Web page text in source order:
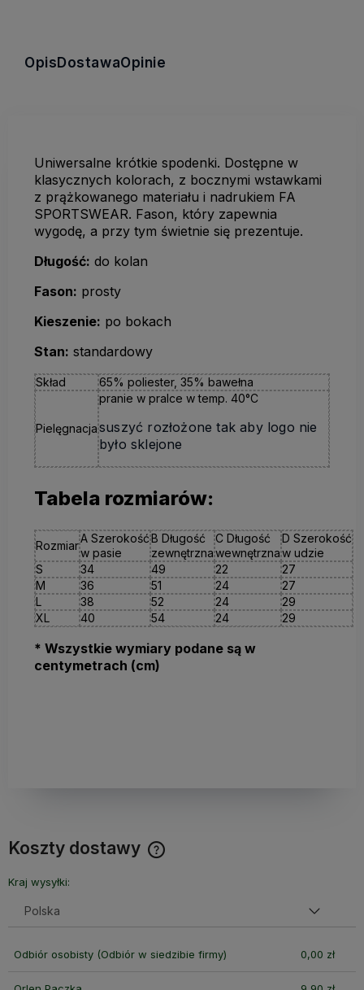
OpisDostawaOpinie
Uniwersalne krótkie spodenki. Dostępne w
klasycznych kolorach, z bocznymi wstawkami
z prążkowanego materiału i nadrukiem FA
SPORTSWEAR. Fason, który zapewnia
wygodę, a przy tym świetnie się prezentuje.
Długość: do kolan
Fason: prosty
Kieszenie: po bokach
Stan: standardowy
Skład 65% poliester, 35% bawełna
Pielęgnacja
pranie w pralce w temp. 40°C
suszyć rozłożone tak aby logo nie
było sklejone
Tabela rozmiarów:
Rozmiar
A Szerokość
w pasie
B Długość
zewnętrzna
C Długość
wewnętrzna
D Szerokość
w udzie
S
34 49 22
27
M
36 51 24
27
L
38 52 24
29
XL
40 54 24 29
* Wszystkie wymiary podane są w
centymetrach (cm)
Koszty dostawy
Kraj wysyłki:
Odbiór osobisty(Odbiór w siedzibie firmy) 0,00 zł